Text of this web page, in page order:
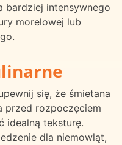
bardziej intensywnego
morelowej lub
się, że śmietana
przed rozpoczęciem
idealną teksturę.
dla niemowląt,